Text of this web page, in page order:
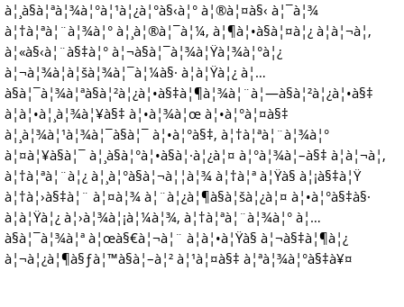
à¦¸à§à¦ªà¦¾à¦°à¦¹à¦¿à¦°à§‹à¦° à¦®à¦¤à§‹ à¦¯à¦¾
à¦†à¦ªà¦¨à¦¾à¦° à¦¸à¦®à¦¯à¦¼, à¦¶à¦•à§à¦¤à¦¿ à¦à¦¬à¦‚
à¦«à§‹à¦¨à§‡à¦° à¦¬à§à¦¯à¦¾à¦Ÿà¦¾à¦°à¦¿
à¦¬à¦¾à¦à¦šà¦¾à¦¯à¦¼à§· à¦à¦Ÿà¦¿ à¦…
à§à¦¯à¦¾à¦ªà§à¦²à¦¿à¦•à§‡à¦¶à¦¾à¦¨à¦—à§à¦²à¦¿à¦•à§‡
à¦à¦•à¦¸à¦¾à¦¥à§‡ à¦•à¦¾à¦œ à¦•à¦°à¦¤à§‡
à¦¸à¦¾à¦¹à¦¾à¦¯à§à¦¯ à¦•à¦°à§‡, à¦†à¦ªà¦¨à¦¾à¦°
à¦¤à¦¥à§à¦¯ à¦¸à§à¦°à¦•à§à¦·à¦¿à¦¤ à¦°à¦¾à¦–à§‡ à¦à¦¬à¦‚
à¦†à¦ªà¦¨à¦¿ à¦¸à¦°à§à¦¬à¦¦à¦¾ à¦†à¦ª à¦Ÿà§ à¦¡à§‡à¦Ÿ
à¦†à¦›à§‡à¦¨ à¦¤à¦¾ à¦¨à¦¿à¦¶à§à¦šà¦¿à¦¤ à¦•à¦°à§‡à§·
à¦à¦Ÿà¦¿ à¦›à¦¾à¦¡à¦¼à¦¾, à¦†à¦ªà¦¨à¦¾à¦° à¦…
à§à¦¯à¦¾à¦ª à¦œà§€à¦¬à¦¨ à¦à¦•à¦Ÿà§ à¦¬à§‡à¦¶à¦¿
à¦¬à¦¿à¦¶à§ƒà¦™à§à¦–à¦² à¦¹à¦¤à§‡ à¦ªà¦¾à¦°à§‡à¥¤